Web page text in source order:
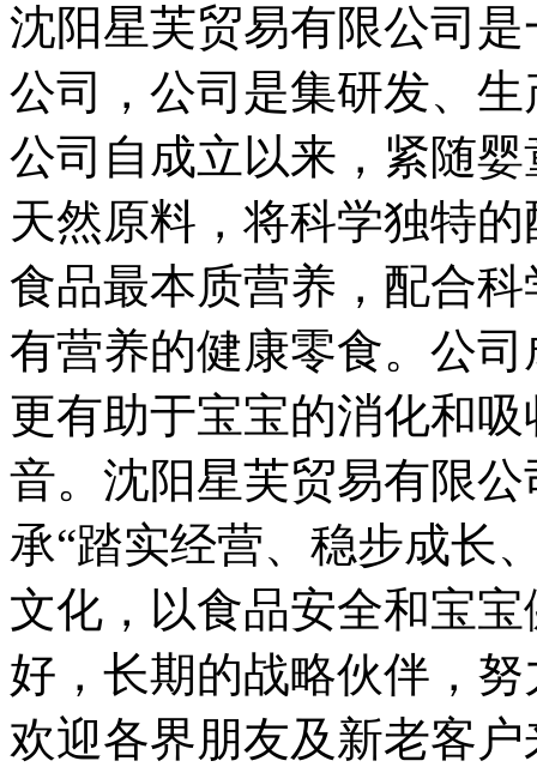
沈阳星芙贸易有限公司
公司，公司是集研发、
公司自成立以来，紧随
天然原料，将科学独特
食品最本质营养，配合
有营养的健康零食。公
更有助于宝宝的消化和
音。沈阳星芙贸易有限
承“踏实经营、稳步成长
文化，以食品安全和宝
好，长期的战略伙伴，
欢迎各界朋友及新老客